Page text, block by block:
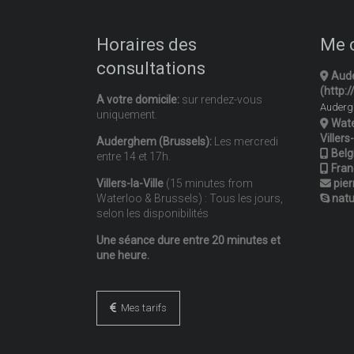
Horaires des
consultations
A votre domicile: sur rendez-vous
uniquement.
Auderghem (Brussels): Les mercredi
entre 14 et 17h.
Villers-la-Ville (15 minutes from
Waterloo & Brussels) : Tous les jours,
selon les disponibilités
Une séance dure entre 20 minutes et
une heure.
Mes tarifs
Me